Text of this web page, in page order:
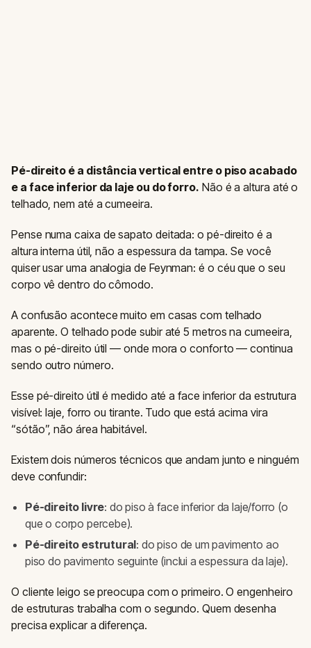
Pé-direito é a distância vertical entre o piso acabado
e a face inferior da laje ou do forro. Não é a altura até o
telhado, nem até a cumeeira.
Pense numa caixa de sapato deitada: o pé-direito é a
altura interna útil, não a espessura da tampa. Se você
quiser usar uma analogia de Feynman: é o céu que o seu
corpo vê dentro do cômodo.
A confusão acontece muito em casas com telhado
aparente. O telhado pode subir até 5 metros na cumeeira,
mas o pé-direito útil — onde mora o conforto — continua
sendo outro número.
Esse pé-direito útil é medido até a face inferior da estrutura
visível: laje, forro ou tirante. Tudo que está acima vira
“sótão”, não área habitável.
Existem dois números técnicos que andam junto e ninguém
deve confundir:
Pé-direito livre: do piso à face inferior da laje/forro (o
que o corpo percebe).
Pé-direito estrutural: do piso de um pavimento ao
piso do pavimento seguinte (inclui a espessura da laje).
O cliente leigo se preocupa com o primeiro. O engenheiro
de estruturas trabalha com o segundo. Quem desenha
precisa explicar a diferença.